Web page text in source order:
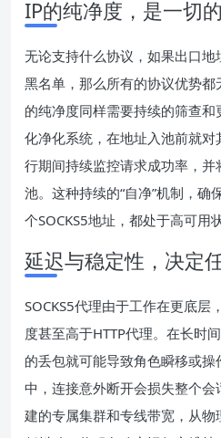
IP的纯净度，是一切
无论支持什么协议，如果出口
黑名单，那么所有的协议优势都
的纯净度同样需要持续的筛查和
化净化系统，在地址入池前就
行期间持续监控请求成功率，
池。这种持续的“自净”机制，确
个SOCKS5地址，都处于高可用状
延迟与稳定性，决定
SOCKS5代理由于工作在更底层
度甚至高于HTTP代理。在长时
的丢包就可能导致角色瞬移或
中，连接意外断开会损失整个会
建的专属集群和专线带宽，从